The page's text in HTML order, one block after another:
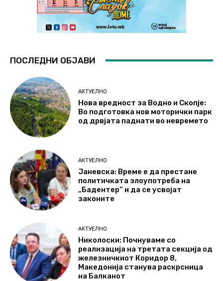
ПОСЛЕДНИ ОБЈАВИ
АКТУЕЛНО
Нова вредност за Водно и Скопје:
Во подготовка нов моторички парк
од дрвјата паднати во невремето
АКТУЕЛНО
Јаневска: Време е да престане
политичката злоупотреба на
„Бадентер“ и да се усвојат
законите
АКТУЕЛНО
Николоски: Почнуваме со
реализација на третата секција од
железничкиот Коридор 8,
Македонија станува раскрсница
на Балканот